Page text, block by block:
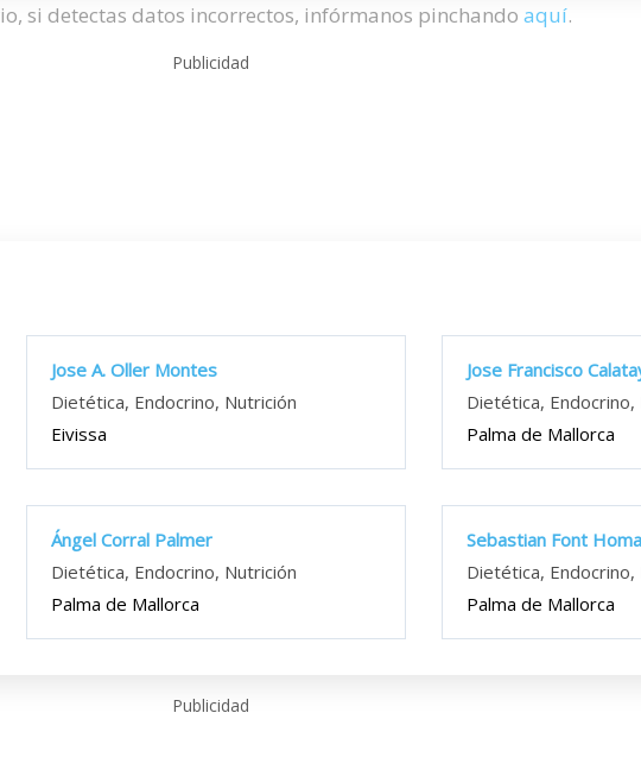
si detectas datos incorrectos, infórmanos pinchando aquí.
Publicidad
Jose A. Oller Montes
Dietética, Endocrino, Nutrición
Eivissa
Jose Francisco
Dietética, Endocrino,
Palma de Mallorca
Ángel Corral Palmer
Dietética, Endocrino, Nutrición
Palma de Mallorca
Sebastian Font
Dietética, Endocrino,
Palma de Mallorca
Publicidad